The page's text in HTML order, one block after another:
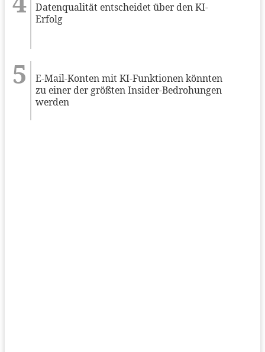
Datenqualität entscheidet über den KI-
Erfolg
E-Mail-Konten mit KI-Funktionen könnten
zu einer der größten Insider-Bedrohungen
werden